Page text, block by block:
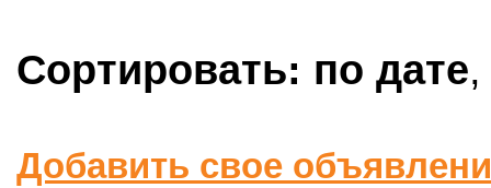
Сортировать: по дате
Добавить свое